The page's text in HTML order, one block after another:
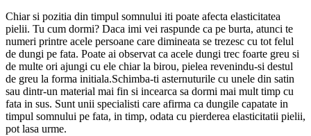
Chiar si pozitia din timpul somnului iti poate afecta elasticitatea
pielii. Tu cum dormi? Daca imi vei raspunde ca pe burta, atunci te
numeri printre acele persoane care dimineata se trezesc cu tot felul
de dungi pe fata. Poate ai observat ca acele dungi trec foarte greu si
de multe ori ajungi cu ele chiar la birou, pielea revenindu-si destul
de greu la forma initiala.Schimba-ti asternuturile cu unele din satin
sau dintr-un material mai fin si incearca sa dormi mai mult timp cu
fata in sus. Sunt unii specialisti care afirma ca dungile capatate in
timpul somnului pe fata, in timp, odata cu pierderea elasticitatii pielii,
pot lasa urme.